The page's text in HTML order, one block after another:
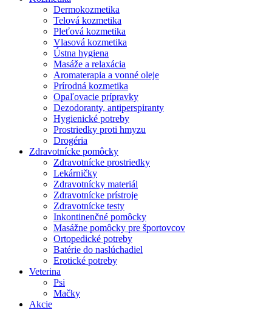
Dermokozmetika
Telová kozmetika
Pleťová kozmetika
Vlasová kozmetika
Ústna hygiena
Masáže a relaxácia
Aromaterapia a vonné oleje
Prírodná kozmetika
Opaľovacie prípravky
Dezodoranty, antiperspiranty
Hygienické potreby
Prostriedky proti hmyzu
Drogéria
Zdravotnícke pomôcky
Zdravotnícke prostriedky
Lekárničky
Zdravotnícky materiál
Zdravotnícke prístroje
Zdravotnícke testy
Inkontinenčné pomôcky
Masážne pomôcky pre športovcov
Ortopedické potreby
Batérie do naslúchadiel
Erotické potreby
Veterina
Psi
Mačky
Akcie